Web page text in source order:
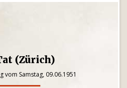
(Zürich)
vom Samstag, 09.06.1951